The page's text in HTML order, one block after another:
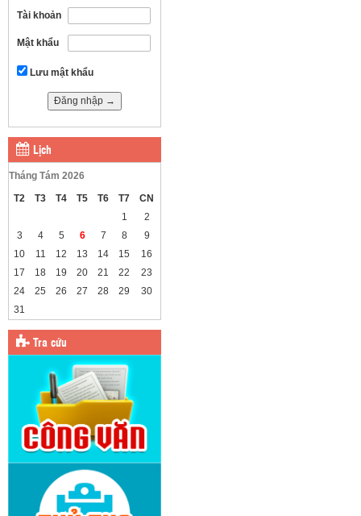
Tài khoản
Mật khẩu
Lưu mật khẩu
Lịch
Tháng Tám 2026
T2
T3 T4 T5 T6 T7
CN
1
2
3
4 5 6 7 8
9
10
11 12 13 14 15
16
17
18 19 20 21 22
23
24
25 26 27 28 29
30
31
Tra cứu